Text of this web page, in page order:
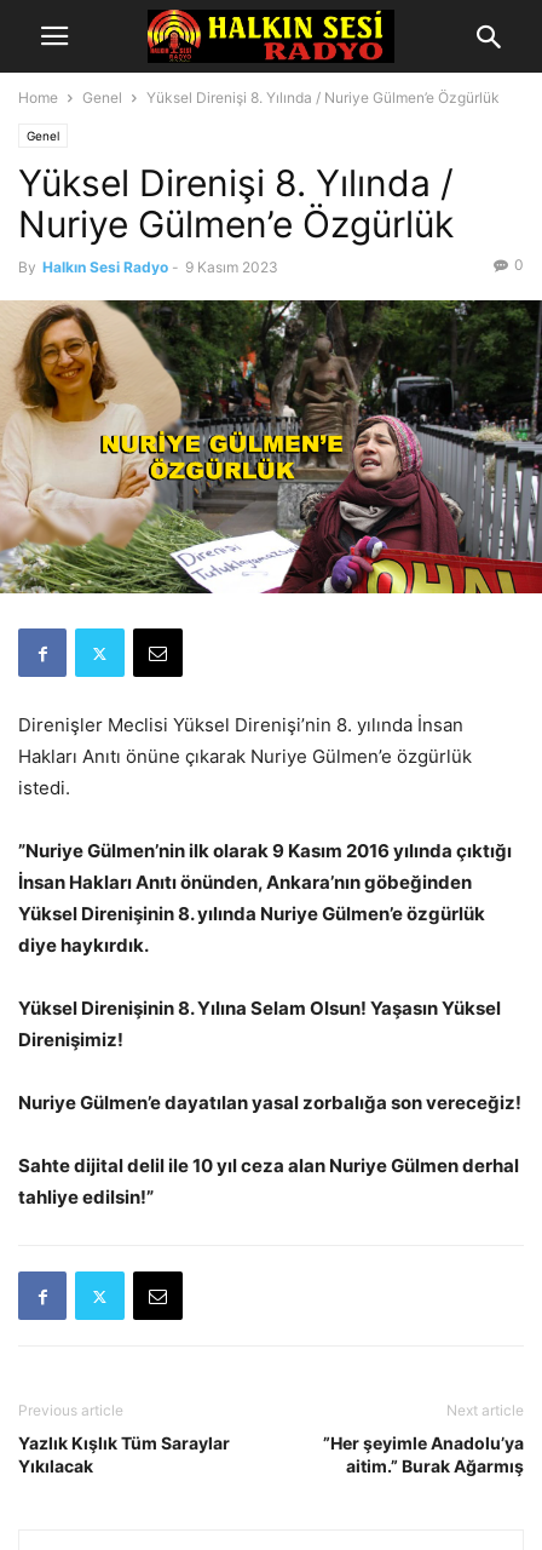
Home Genel Yüksel Direnişi 8. Yılında / Nuriye Gülmen’e Özgürlük
Genel
Yüksel Direnişi 8. Yılında /
Nuriye Gülmen’e Özgürlük
By Halkın Sesi Radyo - 9 Kasım 2023 0
Direnişler Meclisi Yüksel Direnişi’nin 8. yılında İnsan
Hakları Anıtı önüne çıkarak Nuriye Gülmen’e özgürlük
istedi.
”Nuriye Gülmen’nin ilk olarak 9 Kasım 2016 yılında çıktığı
İnsan Hakları Anıtı önünden, Ankara’nın göbeğinden
Yüksel Direnişinin 8. yılında Nuriye Gülmen’e özgürlük
diye haykırdık.
Yüksel Direnişinin 8. Yılına Selam Olsun! Yaşasın Yüksel
Direnişimiz!
Nuriye Gülmen’e dayatılan yasal zorbalığa son vereceğiz!
Sahte dijital delil ile 10 yıl ceza alan Nuriye Gülmen derhal
tahliye edilsin!”
Previous article
Yazlık Kışlık Tüm Saraylar
Yıkılacak
Next article
”Her şeyimle Anadolu’ya
aitim.” Burak Ağarmış